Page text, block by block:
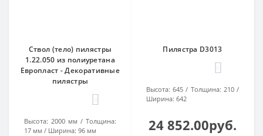
Ствол (тело) пилястры
1.22.050 из полиуретана
Европласт - Декоративные
пилястры
Высота: 2000 мм
Толщина:
17 мм
Ширина: 96 мм
Пилястра D3013
Высота: 645 Толщина: 210
Ширина: 642
24 852.00руб.